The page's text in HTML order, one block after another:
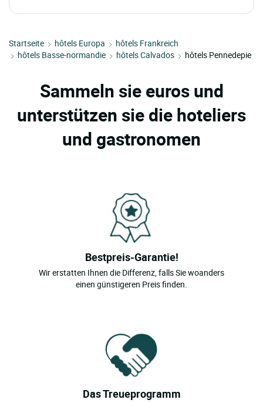
Startseite hôtels Europa
hôtels Frankreich
hôtels Basse-normandie
hôtels Calvados hôtels Pennedepie
Sammeln sie euros und
unterstützen sie die hoteliers
und gastronomen
Bestpreis-Garantie!
Wir erstatten Ihnen die Differenz, falls Sie woanders
einen günstigeren Preis finden.
Das Treueprogramm